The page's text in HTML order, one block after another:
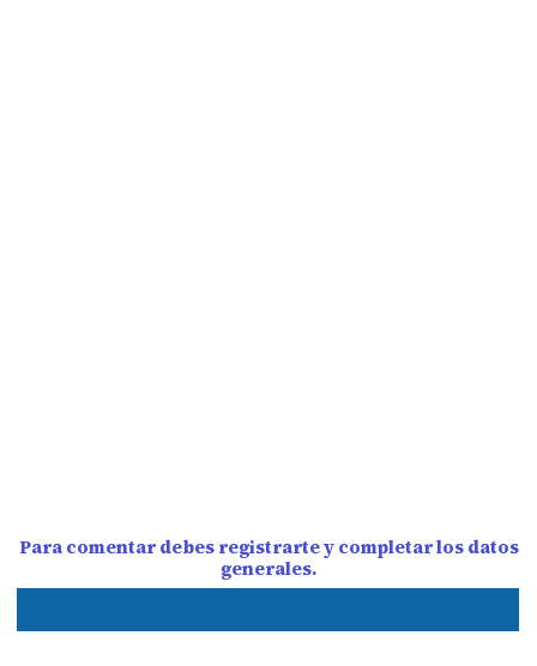
Para comentar debes registrarte y completar los datos
generales.